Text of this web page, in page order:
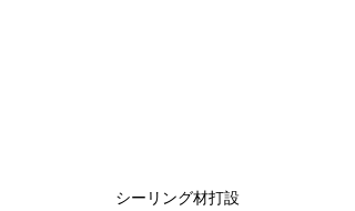
シーリング材打設